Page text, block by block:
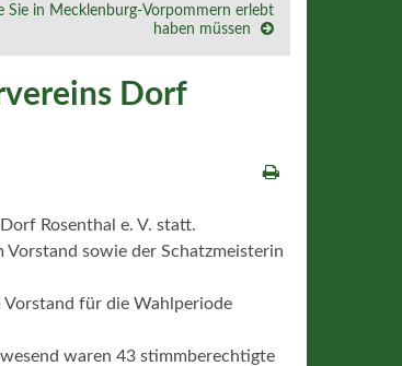
Sie in Mecklenburg-Vorpommern erlebt
haben müssen
Dorf
Rosenthal e. V. statt.
sowie der Schatzmeisterin
Vorstand für die Wahlperiode
waren 43 stimmberechtigte